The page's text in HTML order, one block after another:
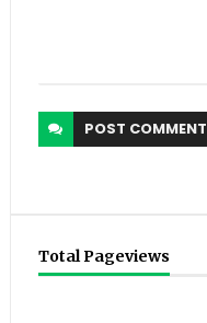
POST COMMENT
Total Pageviews